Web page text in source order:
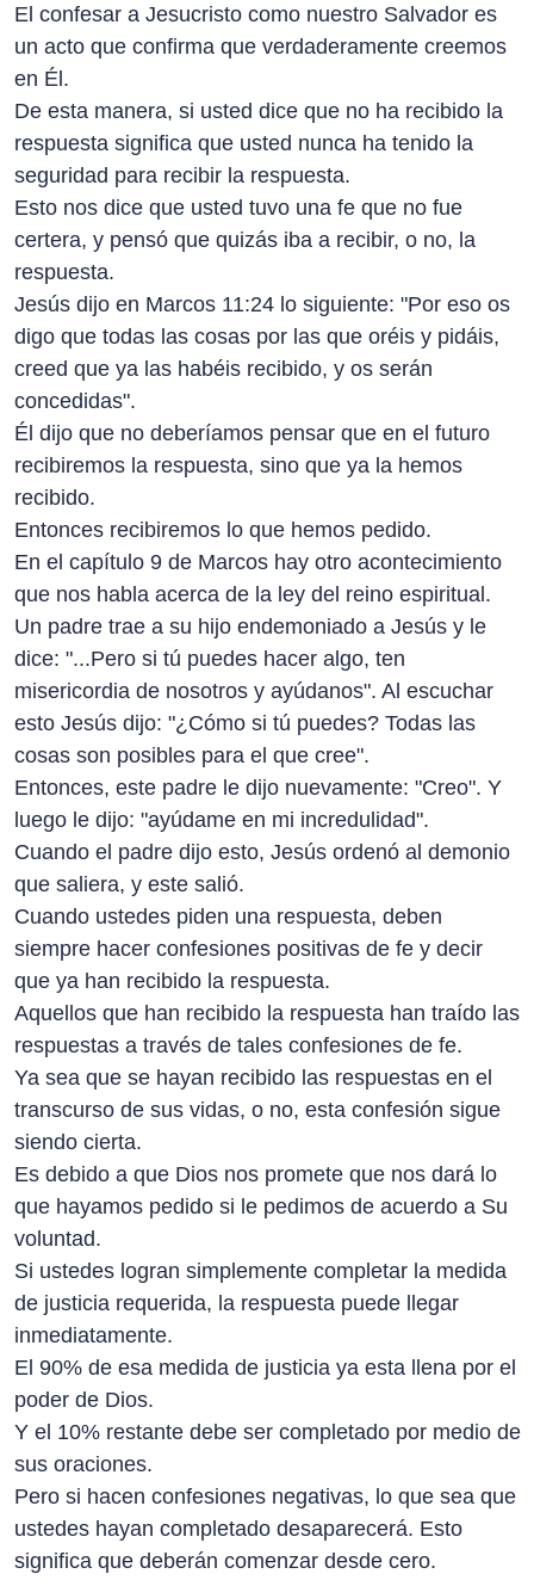
El confesar a Jesucristo como nuestro Salvador es
un acto que confirma que verdaderamente creemos
en Él.
De esta manera, si usted dice que no ha recibido la
respuesta significa que usted nunca ha tenido la
seguridad para recibir la respuesta.
Esto nos dice que usted tuvo una fe que no fue
certera, y pensó que quizás iba a recibir, o no, la
respuesta.
Jesús dijo en Marcos 11:24 lo siguiente: "Por eso os
digo que todas las cosas por las que oréis y pidáis,
creed que ya las habéis recibido, y os serán
concedidas".
Él dijo que no deberíamos pensar que en el futuro
recibiremos la respuesta, sino que ya la hemos
recibido.
Entonces recibiremos lo que hemos pedido.
En el capítulo 9 de Marcos hay otro acontecimiento
que nos habla acerca de la ley del reino espiritual.
Un padre trae a su hijo endemoniado a Jesús y le
dice: "...Pero si tú puedes hacer algo, ten
misericordia de nosotros y ayúdanos". Al escuchar
esto Jesús dijo: "¿Cómo si tú puedes? Todas las
cosas son posibles para el que cree".
Entonces, este padre le dijo nuevamente: "Creo". Y
luego le dijo: "ayúdame en mi incredulidad".
Cuando el padre dijo esto, Jesús ordenó al demonio
que saliera, y este salió.
Cuando ustedes piden una respuesta, deben
siempre hacer confesiones positivas de fe y decir
que ya han recibido la respuesta.
Aquellos que han recibido la respuesta han traído las
respuestas a través de tales confesiones de fe.
Ya sea que se hayan recibido las respuestas en el
transcurso de sus vidas, o no, esta confesión sigue
siendo cierta.
Es debido a que Dios nos promete que nos dará lo
que hayamos pedido si le pedimos de acuerdo a Su
voluntad.
Si ustedes logran simplemente completar la medida
de justicia requerida, la respuesta puede llegar
inmediatamente.
El 90% de esa medida de justicia ya esta llena por el
poder de Dios.
Y el 10% restante debe ser completado por medio de
sus oraciones.
Pero si hacen confesiones negativas, lo que sea que
ustedes hayan completado desaparecerá. Esto
significa que deberán comenzar desde cero.